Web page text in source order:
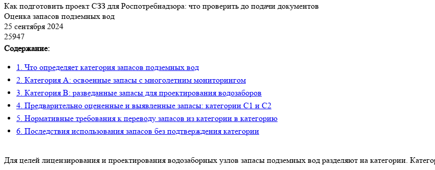
Как подготовить проект СЗЗ для Роспотребнадзора: что проверить до подачи документов
Оценка запасов подземных вод
25 сентября 2024
25947
Содержание:
1. Что определяет категория запасов подземных вод
2. Категория A: освоенные запасы с многолетним мониторингом
3. Категория B: разведанные запасы для проектирования водозаборов
4. Предварительно оцененные и выявленные запасы: категории C1 и C2
5. Нормативные требования к переводу запасов из категории в категорию
6. Последствия использования запасов без подтверждения категории
Для целей лицензирования и проектирования водозаборных узлов запасы подземных вод разделяют на категории.